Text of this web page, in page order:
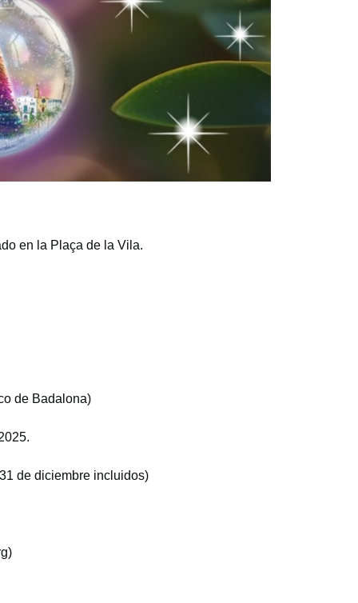
en la Plaça de la Vila.
de Badalona)
de diciembre incluidos)